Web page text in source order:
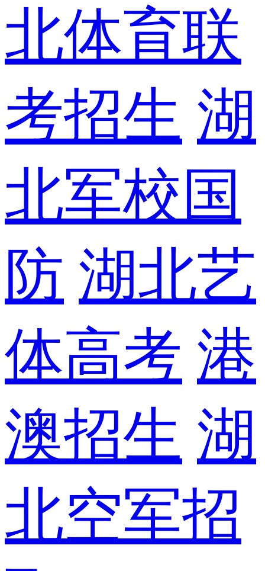
北体育联
考招生 湖
北军校国
防 湖北艺
体高考 港
澳招生 湖
北空军招